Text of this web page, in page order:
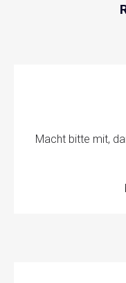
Macht bitte mit,